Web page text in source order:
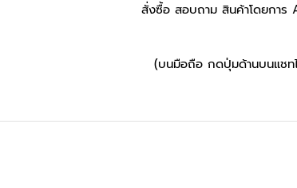
สั่งซื้อ สอบถาม สินค้าโดยการ
(บนมือถือ กดปุ่มด้านบนแชท